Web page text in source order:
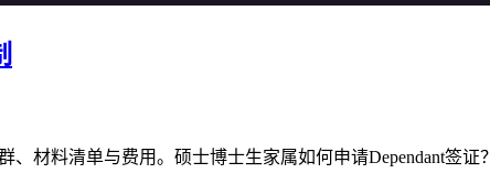
、材料清单与费用。硕士博士生家属如何申请Dependant签证？